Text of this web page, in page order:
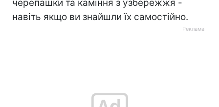
черепашки та каміння з узбережжя -
навіть якщо ви знайшли їх самостійно.